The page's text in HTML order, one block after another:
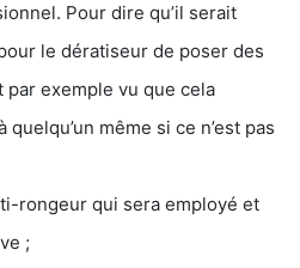
Pour dire qu’il serait
le dératiseur de poser des
exemple vu que cela
même si ce n’est pas
rongeur qui sera employé et
;